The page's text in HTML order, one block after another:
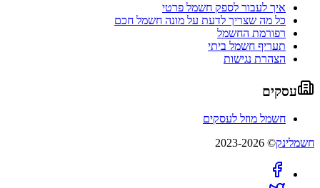
איך לעבור לספק חשמל פרטי
כל מה שצריך לדעת על מונה חשמל חכם
רפורמת החשמל
תעריף חשמל ביתי
הצהרת נגישות
עסקים
חשמל מוזל לעסקים
חשמלינק© 2023-2026